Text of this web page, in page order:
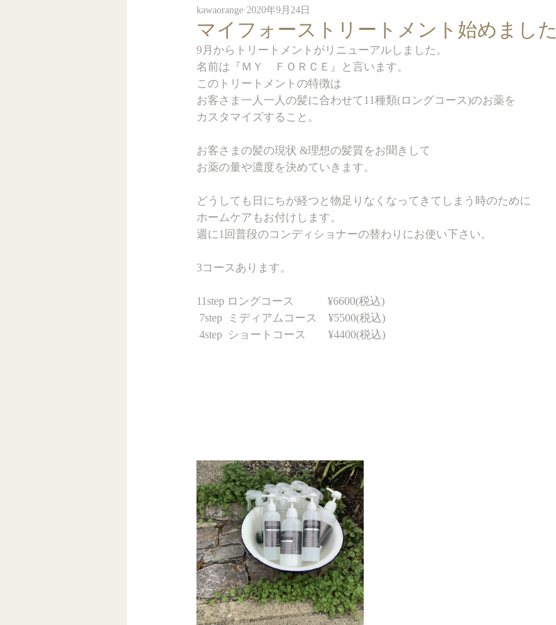
マイフォーストリートメント始めました
kawaorange 2020年9月24日
9月からトリートメントがリニューアルしました。
名前は『ＭＹ　ＦＯＲＣＥ』と言います。
このトリートメントの特徴は
お客さま一人一人の髪に合わせて11種類(ロングコース)のお薬を
カスタマイズすること。
お客さまの髪の現状 &理想の髪質をお聞きして
お薬の量や濃度を決めていきます。
どうしても日にちが経つと物足りなくなってきてしまう時のために
ホームケアもお付けします。
週に1回普段のコンディショナーの替わりにお使い下さい。
3コースあります。
11step ロングコース　　　¥6600(税込)
7step  ミディアムコース    ¥5500(税込)
4step  ショートコース　　¥4400(税込)